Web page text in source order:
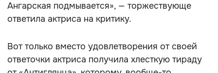
Ангарская подмывается», — торжествующе
ответила актриса на критику.
Вот только вместо удовлетворения от своей
ответочки актриса получила хлесткую тираду